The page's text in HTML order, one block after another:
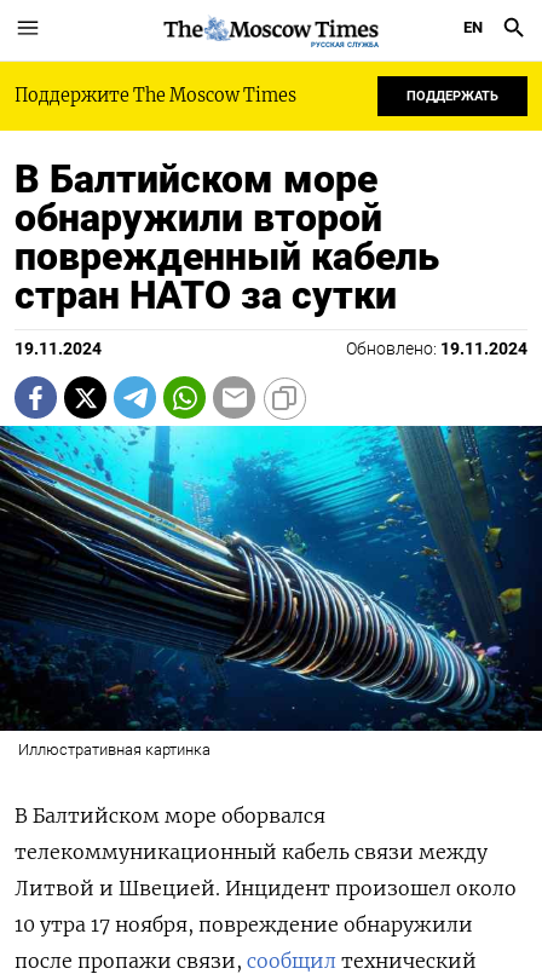
РУССКАЯ СЛУЖБА
EN
Поддержите The Moscow Times ПОДДЕРЖАТЬ
В Балтийском море
обнаружили второй
поврежденный кабель
стран НАТО за сутки
19.11.2024 Обновлено: 19.11.2024
Иллюстративная картинка
В Балтийском море оборвался
телекоммуникационный кабель связи между
Литвой и Швецией. Инцидент произошел около
10 утра 17 ноября, повреждение обнаружили
после пропажи связи, сообщил технический